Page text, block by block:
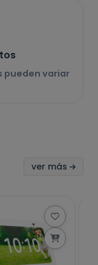
pueden variar
ver más